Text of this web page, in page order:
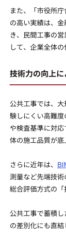
また、「市役所
の高い実績は、
き、民間工事の
して、企業全体
技術力の向上
公共工事では、
験しにくい高難
や検査基準に対
体の施工品質が底
さらに近年は、
測量など先端技術
総合評価方式の「
公共工事で蓄積
の差別化にも直